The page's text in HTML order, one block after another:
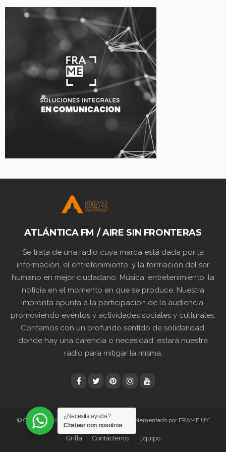
ATLÁNTICA FM / AIRE SIN FRONTERAS
Se trata de una radio cuya marca está dada por la
información, el entretenimiento, y la formación del ser
humano en mejor ciudadano. Música, entretenimiento, la
noticia en el momento en que se produce. Nuestra
impronta apunta a la participación de la audiencia,
promoviendo eventos y actividades sociales y culturales.
Contamos con un profundo sentido de solidaridad,
donde hay una carencia o necesidad, estará nuestra
radio para mitigar la misma.
© Copyright 2024 89.3 ATLANTICA FM | Implementado por FRAME.UY
Grilla Contáctenos Equipo
¿Necesita ayuda?
Chatear con nosotros